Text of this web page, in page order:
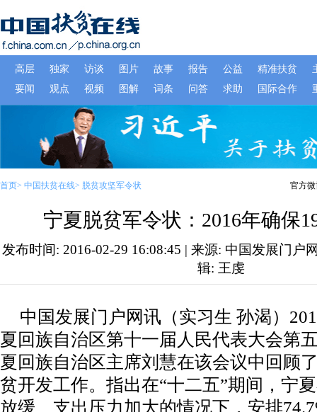
首页> 中国扶贫在线> 脱贫攻坚军令状 官方
宁夏脱贫军令状：2016年确保
发布时间: 2016-02-29 16:08:45 | 来源: 中国发展门户
辑: 王虔
中国发展门户网讯（实习生 孙渴）
夏回族自治区第十一届人民代表大会第
夏回族自治区主席刘慧在该会议中回顾
贫开发工作。指出在“十二五”期间，宁
放缓、支出压力加大的情况下，安排